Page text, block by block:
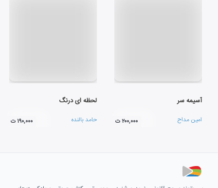
آسیمه سر
امین مداح ۲۰۰,۰۰۰ ت
لحظه ای درنگ
حامد بالنده ۱۹۰,۰۰۰ ت